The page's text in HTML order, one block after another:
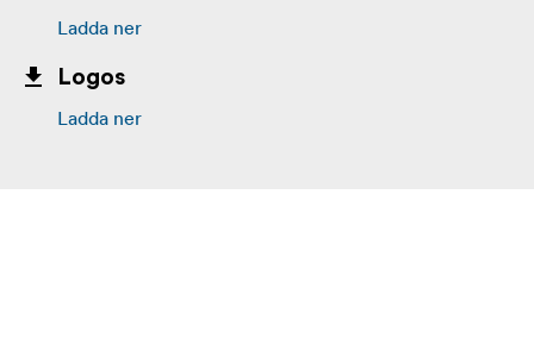
Ladda ner
Logos
Ladda ner